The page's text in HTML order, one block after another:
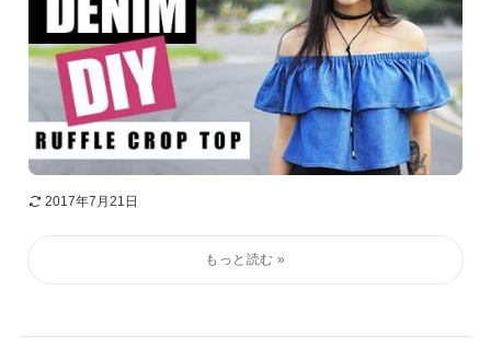
2017年7月21日